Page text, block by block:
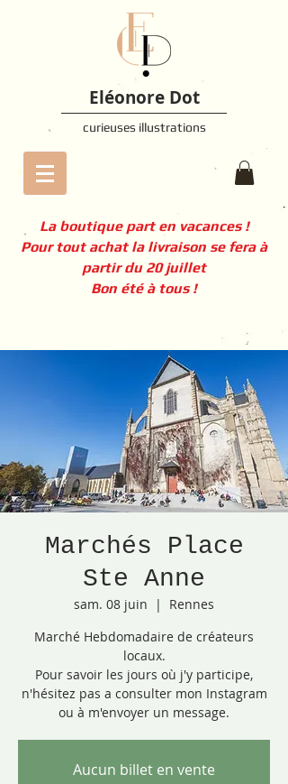
Eléonore Dot
curieuses illustrations
La boutique part en vacances !
Pour tout achat la livraison se fera à
partir du 20 juillet
Bon été à tous !
Marchés Place
Ste Anne
sam. 08 juin
  |
Rennes
Marché Hebdomadaire de créateurs
locaux.
Pour savoir les jours où j'y participe,
n'hésitez pas a consulter mon Instagram
ou à m'envoyer un message.
Aucun billet en vente